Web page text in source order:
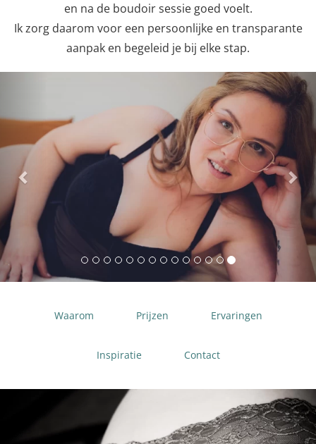
en na de boudoir sessie goed voelt.
Ik zorg daarom voor een persoonlijke en transparante
aanpak en begeleid je bij elke stap.
Waarom Prijzen Ervaringen
Inspiratie Contact